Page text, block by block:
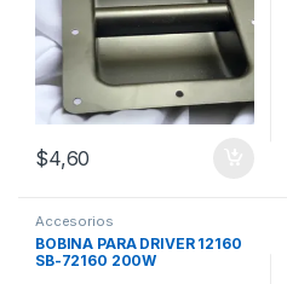
$4,60
Accesorios
BOBINA PARA DRIVER 12160
SB-72160 200W